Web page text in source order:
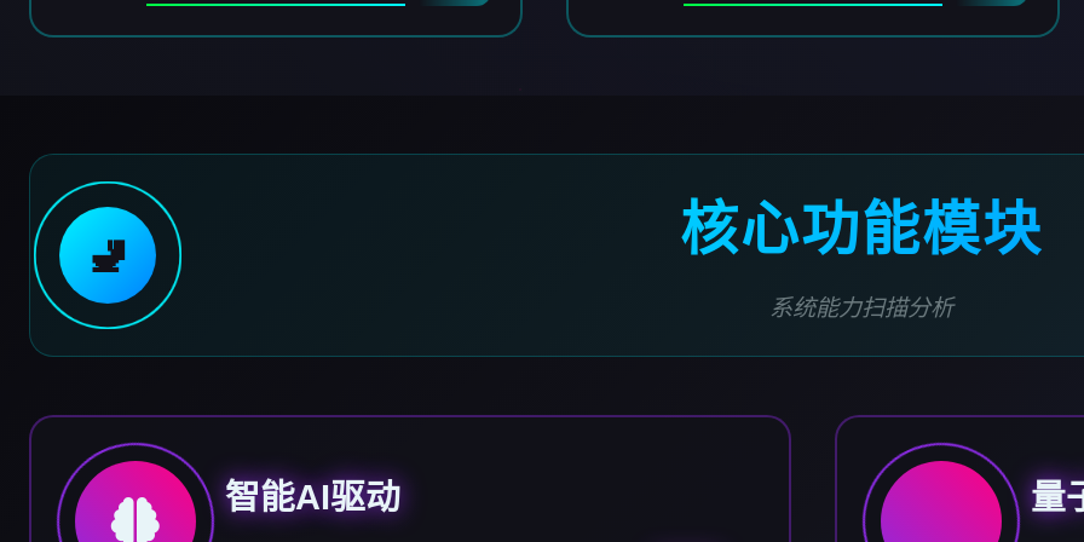
🚽 核心功能模块
系统能力扫描分析
智能AI驱动 量